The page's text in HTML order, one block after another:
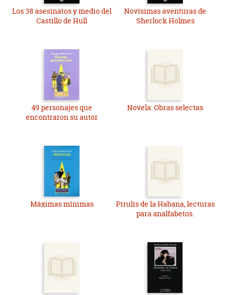
Los 38 asesinatos y medio del
Castillo de Hull
Novísimas aventuras de
Sherlock Holmes
49 personajes que
encontraron su autor
Novela: Obras selectas
Máximas mínimas
Pirulís de la Habana, lecturas
para analfabetos.